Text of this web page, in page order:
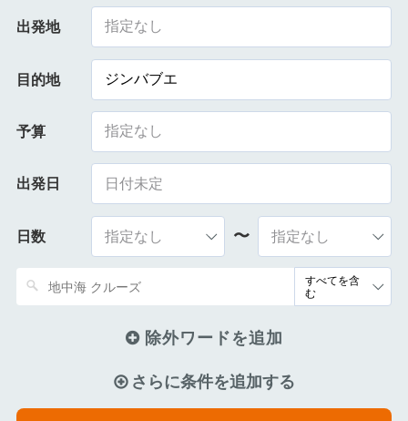
出発地 指定なし
目的地 ジンバブエ
予算 指定なし
出発日
日数 〜
除外ワードを追加
さらに条件を追加する